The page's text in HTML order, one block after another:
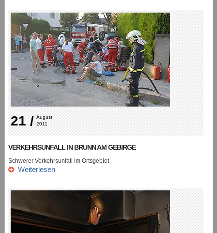
21 / August
2011
VERKEHRSUNFALL IN BRUNN AM GEBIRGE
Schwerer Verkehrsunfall im Ortsgebiet
Weiterlesen